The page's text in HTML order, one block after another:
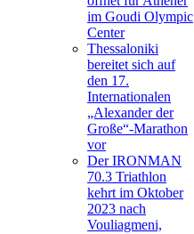
im Goudi Olympic
Center
Thessaloniki
bereitet sich auf
den 17.
Internationalen
„Alexander der
Große“-Marathon
vor
Der IRONMAN
70.3 Triathlon
kehrt im Oktober
2023 nach
Vouliagmeni,